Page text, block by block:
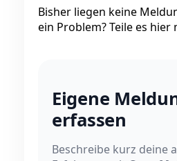
Bisher liegen keine
ein Problem? Teile es hier
Eigene
erfassen
Beschreibe kurz deine